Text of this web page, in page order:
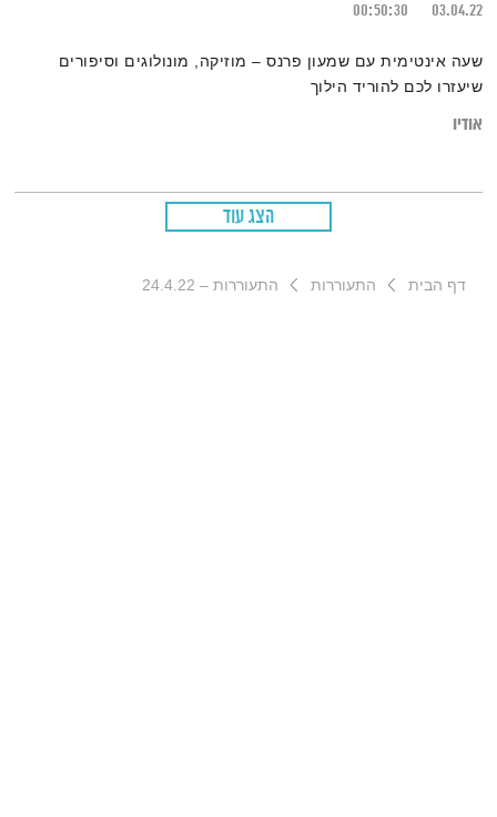
03.04.22
00:50:30
שעה אינטימית עם שמעון פרנס – מוזיקה, מונולוגים וסיפורים
שיעזרו לכם להוריד הילוך
אודיו
הצג עוד
דף הבית התעוררות התעוררות – 24.4.22